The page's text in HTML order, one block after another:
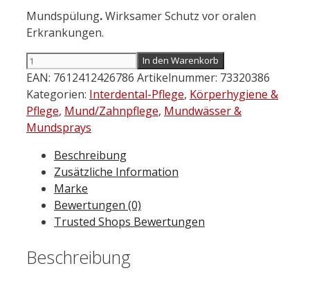
9,29 €
8,79 €.
Mundspülung.Wirksamer Schutz vor oralen
Erkrankungen.
CURAPROX
Perio
Plus
Forte
0,20
200
Menge
In den Warenkorb
EAN: 7612412426786 Artikelnummer: 73320386
Kategorien: Interdental-Pflege, Körperhygiene &
Pflege, Mund/Zahnpflege, Mundwässer &
Mundsprays
Beschreibung
Zusätzliche Information
Marke
Bewertungen (0)
Trusted Shops Bewertungen
Beschreibung